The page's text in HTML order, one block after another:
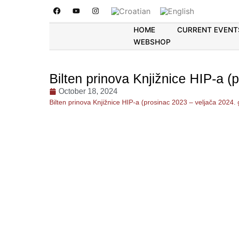
HOME CURRENT
WEBSHOP
Bilten prinova Knjižnice HIP-a
October 18, 2024
Bilten prinova Knjižnice HIP-a (prosinac 2023 – veljača 2024.